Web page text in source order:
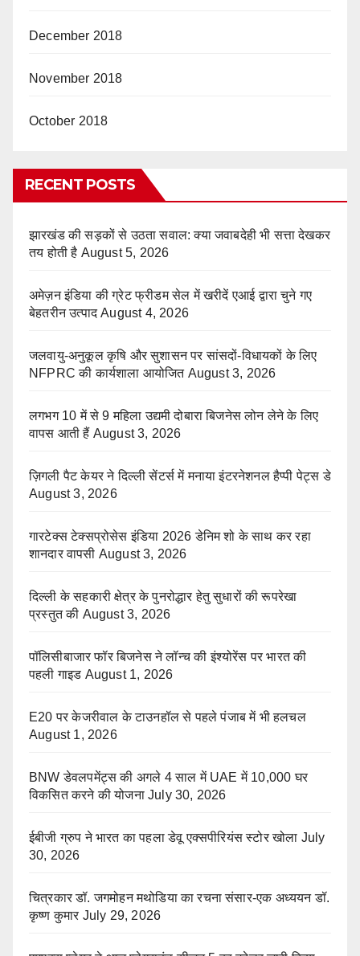
December 2018
November 2018
October 2018
RECENT POSTS
झारखंड की सड़कों से उठता सवाल: क्या जवाबदेही भी सत्ता देखकर
तय होती है August 5, 2026
अमेज़न इंडिया की ग्रेट फ्रीडम सेल में खरीदें एआई द्वारा चुने गए
बेहतरीन उत्पाद August 4, 2026
जलवायु-अनुकूल कृषि और सुशासन पर सांसदों-विधायकों के लिए
NFPRC की कार्यशाला आयोजित August 3, 2026
लगभग 10 में से 9 महिला उद्यमी दोबारा बिजनेस लोन लेने के लिए
वापस आती हैं August 3, 2026
ज़िगली पैट केयर ने दिल्ली सेंटर्स में मनाया इंटरनेशनल हैप्पी पेट्स डे
August 3, 2026
गारटेक्स टेक्सप्रोसेस इंडिया 2026 डेनिम शो के साथ कर रहा
शानदार वापसी August 3, 2026
दिल्ली के सहकारी क्षेत्र के पुनरोद्धार हेतु सुधारों की रूपरेखा
प्रस्तुत की August 3, 2026
पॉलिसीबाजार फॉर बिजनेस ने लॉन्च की इंश्योरेंस पर भारत की
पहली गाइड August 1, 2026
E20 पर केजरीवाल के टाउनहॉल से पहले पंजाब में भी हलचल
August 1, 2026
BNW डेवलपमेंट्स की अगले 4 साल में UAE में 10,000 घर
विकसित करने की योजना July 30, 2026
ईबीजी ग्रुप ने भारत का पहला डेवू एक्सपीरियंस स्टोर खोला July
30, 2026
चित्रकार डॉ. जगमोहन मथोडिया का रचना संसार-एक अध्ययन डॉ.
कृष्ण कुमार July 29, 2026